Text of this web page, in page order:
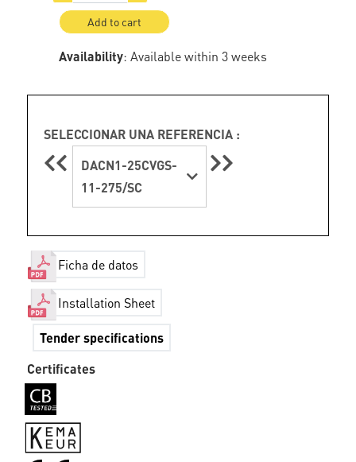
Add to cart
Availability: Available within 3 weeks
SELECCIONAR UNA REFERENCIA :
DACN1-25CVGS-
11-275/SC
Ficha de datos
Installation Sheet
Tender specifications
Certificates